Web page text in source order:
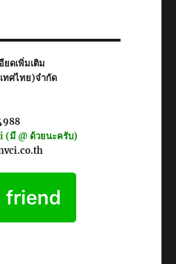
ยดเพิ่มเติม
ทศไทย)จำกัด
(มี @ ด้วยนะครับ)